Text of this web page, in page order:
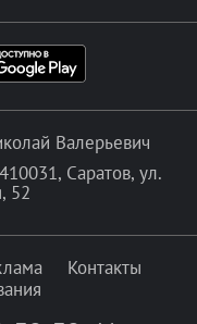
Валерьевич
Саратов, ул.
52
Контакты